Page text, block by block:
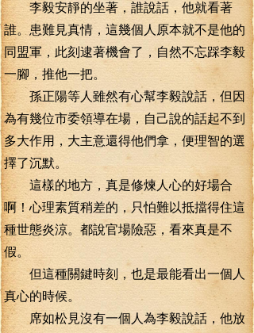
李毅安靜的坐著，誰說話，他就看著
誰。患難見真情，這幾個人原本就不是他的
同盟軍，此刻逮著機會了，自然不忘踩李毅
一腳，推他一把。
孫正陽等人雖然有心幫李毅說話，但因
為有幾位市委領導在場，自己說的話起不到
多大作用，大主意還得他們拿，便理智的選
擇了沉默。
這樣的地方，真是修煉人心的好場合
啊！心理素質稍差的，只怕難以抵擋得住這
種世態炎涼。都說官場險惡，看來真是不
假。
但這種關鍵時刻，也是最能看出一個人
真心的時候。
席如松見沒有一個人為李毅說話，他放